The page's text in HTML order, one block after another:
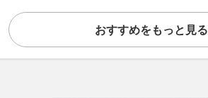
おすすめをもっと見る